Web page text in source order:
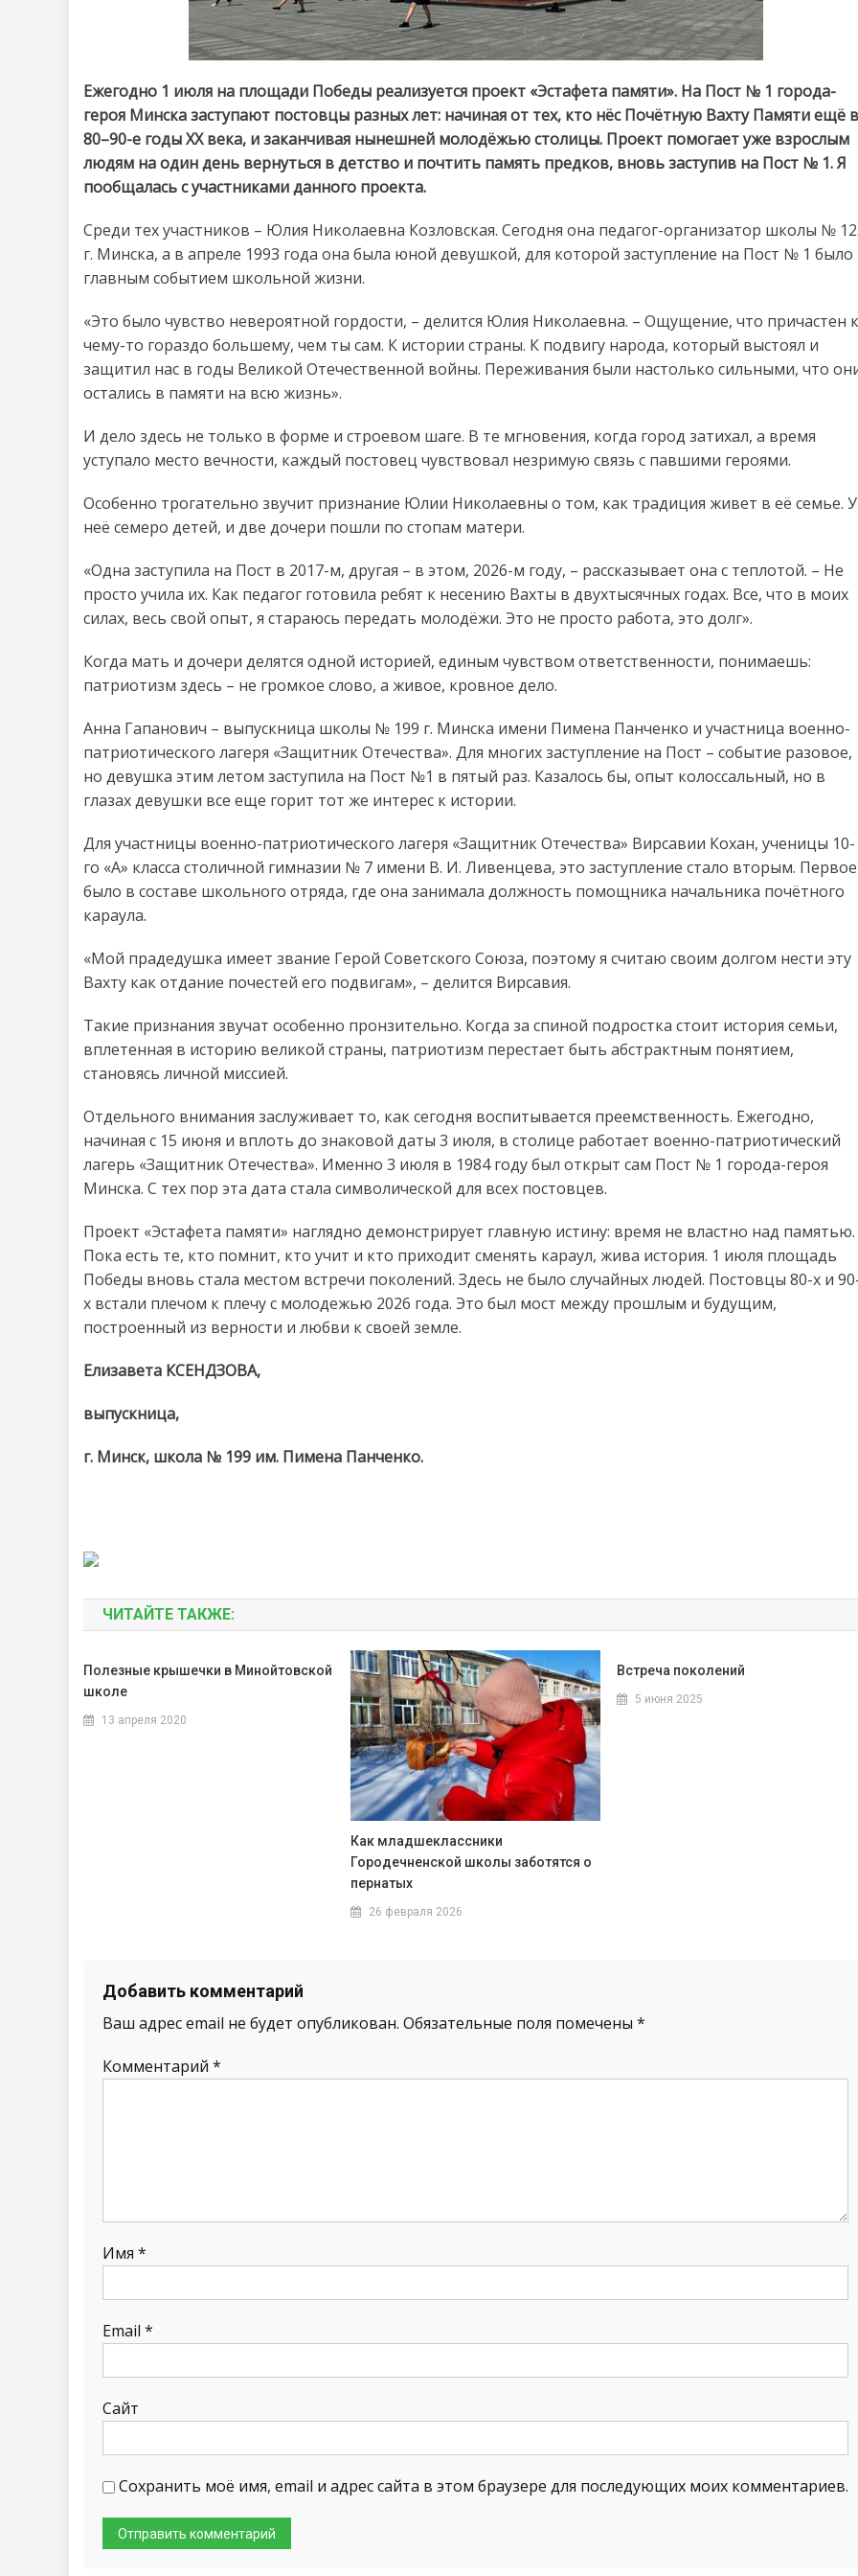
Ежегодно 1 июля на площади Победы реализуется проект «Эстафета памяти». На Пост № 1 города-
героя Минска заступают постовцы разных лет: начиная от тех, кто нёс Почётную Вахту Памяти ещё в
80–90-е годы ХХ века, и заканчивая нынешней молодёжью столицы. Проект помогает уже взрослым
людям на один день вернуться в детство и почтить память предков, вновь заступив на Пост № 1. Я
пообщалась с участниками данного проекта.
Среди тех участников – Юлия Николаевна Козловская. Сегодня она педагог-организатор школы №
г. Минска, а в апреле 1993 года она была юной девушкой, для которой заступление на Пост № 1 было
главным событием школьной жизни.
«Это было чувство невероятной гордости, – делится Юлия Николаевна. – Ощущение, что причастен к
чему-то гораздо большему, чем ты сам. К истории страны. К подвигу народа, который выстоял и
защитил нас в годы Великой Отечественной войны. Переживания были настолько сильными, что
остались в памяти на всю жизнь».
И дело здесь не только в форме и строевом шаге. В те мгновения, когда город затихал, а время
уступало место вечности, каждый постовец чувствовал незримую связь с павшими героями.
Особенно трогательно звучит признание Юлии Николаевны о том, как традиция живет в её семье. У
неё семеро детей, и две дочери пошли по стопам матери.
«Одна заступила на Пост в 2017-м, другая – в этом, 2026-м году, – рассказывает она с теплотой. – Не
просто учила их. Как педагог готовила ребят к несению Вахты в двухтысячных годах. Все, что в моих
силах, весь свой опыт, я стараюсь передать молодёжи. Это не просто работа, это долг».
Когда мать и дочери делятся одной историей, единым чувством ответственности, понимаешь:
патриотизм здесь – не громкое слово, а живое, кровное дело.
Анна Гапанович – выпускница школы № 199 г. Минска имени Пимена Панченко и участница военно-
патриотического лагеря «Защитник Отечества». Для многих заступление на Пост – событие разовое,
но девушка этим летом заступила на Пост №1 в пятый раз. Казалось бы, опыт колоссальный, но в
глазах девушки все еще горит тот же интерес к истории.
Для участницы военно-патриотического лагеря «Защитник Отечества» Вирсавии Кохан, ученицы 10-
го «А» класса столичной гимназии № 7 имени В. И. Ливенцева, это заступление стало вторым. Первое
было в составе школьного отряда, где она занимала должность помощника начальника почётного
караула.
«Мой прадедушка имеет звание Герой Советского Союза, поэтому я считаю своим долгом нести эту
Вахту как отдание почестей его подвигам», – делится Вирсавия.
Такие признания звучат особенно пронзительно. Когда за спиной подростка стоит история семьи,
вплетенная в историю великой страны, патриотизм перестает быть абстрактным понятием,
становясь личной миссией.
Отдельного внимания заслуживает то, как сегодня воспитывается преемственность. Ежегодно,
начиная с 15 июня и вплоть до знаковой даты 3 июля, в столице работает военно-патриотический
лагерь «Защитник Отечества». Именно 3 июля в 1984 году был открыт сам Пост № 1 города-героя
Минска. С тех пор эта дата стала символической для всех постовцев.
Проект «Эстафета памяти» наглядно демонстрирует главную истину: время не властно над памятью.
Пока есть те, кто помнит, кто учит и кто приходит сменять караул, жива история. 1 июля площадь
Победы вновь стала местом встречи поколений. Здесь не было случайных людей. Постовцы 80-х и
х встали плечом к плечу с молодежью 2026 года. Это был мост между прошлым и будущим,
построенный из верности и любви к своей земле.
Елизавета КСЕНДЗОВА,
выпускница,
г. Минск, школа № 199 им. Пимена Панченко.
ЧИТАЙТЕ ТАКЖЕ:
Полезные крышечки в Минойтовской
школе
13 апреля 2020
Как младшеклассники
Городечненской школы заботятся о
пернатых
26 февраля 2026
Встреча поколений
5 июня 2025
Добавить комментарий
Ваш адрес email не будет опубликован. Обязательные поля помечены *
Комментарий *
Имя *
Email *
Сайт
Сохранить моё имя, email и адрес сайта в этом браузере для последующих моих комментариев.